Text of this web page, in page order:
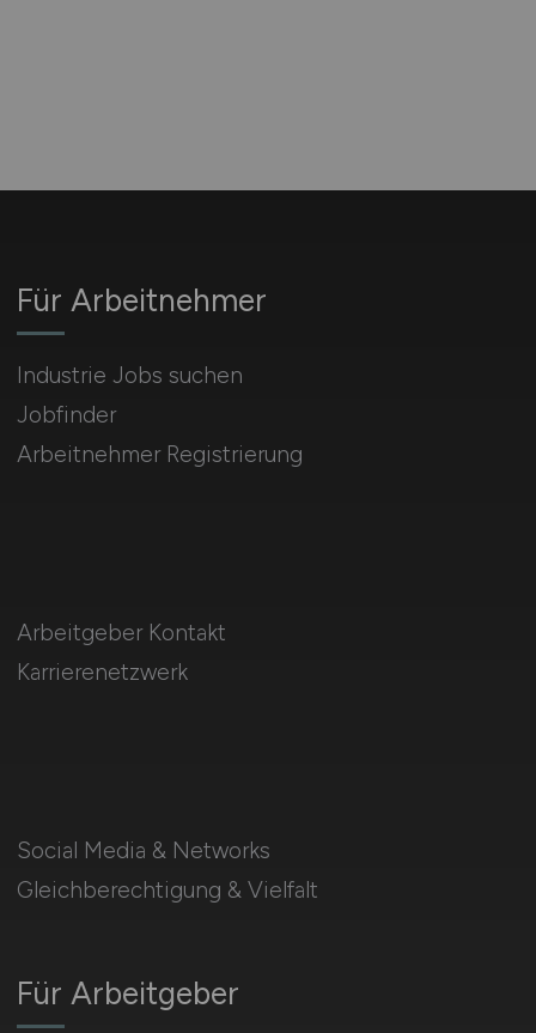
Für Arbeitnehmer
Industrie Jobs suchen
Jobfinder
Arbeitnehmer Registrierung
Social Media & Networks
Gleichberechtigung & Vielfalt
Für Arbeitgeber
Arbeitgeber Kontakt
Karrierenetzwerk